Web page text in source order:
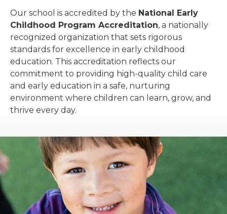
Our school is accredited by the National Early
Childhood Program Accreditation, a nationally
recognized organization that sets rigorous
standards for excellence in early childhood
education. This accreditation reflects our
commitment to providing high-quality child care
and early education in a safe, nurturing
environment where children can learn, grow, and
thrive every day.